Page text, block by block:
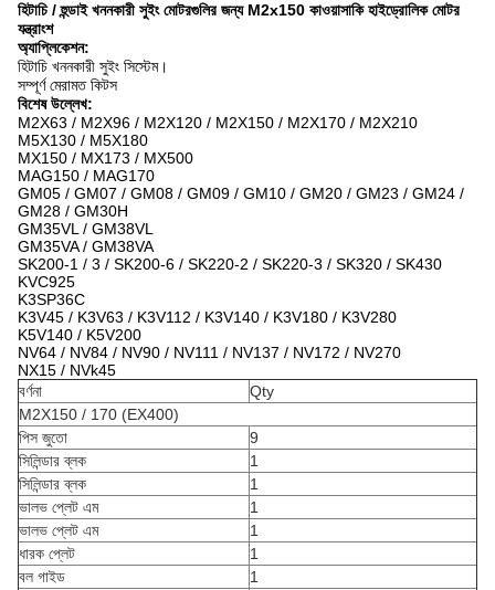
হিটাচি / হুন্ডাই খননকারী সুইং মোটরগুলির জন্য M2x150 কাওয়াসাকি হাইড্রোলিক মোটর
যন্ত্রাংশ
অ্যাপ্লিকেশন:
হিটাচি খননকারী সুইং সিস্টেম।
সম্পূর্ণ মেরামত কিটস
বিশেষ উল্লেখ:
M2X63 / M2X96 / M2X120 / M2X150 / M2X170 / M2X210
M5X130 / M5X180
MX150 / MX173 / MX500
MAG150 / MAG170
GM05 / GM07 / GM08 / GM09 / GM10 / GM20 / GM23 / GM24 /
GM28 / GM30H
GM35VL / GM38VL
GM35VA / GM38VA
SK200-1 / 3 / SK200-6 / SK220-2 / SK220-3 / SK320 / SK430
KVC925
K3SP36C
K3V45 / K3V63 / K3V112 / K3V140 / K3V180 / K3V280
K5V140 / K5V200
NV64 / NV84 / NV90 / NV111 / NV137 / NV172 / NV270
NX15 / NVk45
বর্ণনা
Qty
M2X150 / 170 (EX400)
পিস জুতো
9
সিলিন্ডার ব্লক
1
সিলিন্ডার ব্লক
1
ভালভ প্লেট এম
1
ভালভ প্লেট এম
1
ধারক প্লেট
1
বল গাইড
1